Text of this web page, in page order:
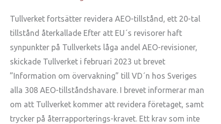
Tullverket fortsätter revidera AEO-tillstånd, ett 20-tal
tillstånd återkallade Efter att EU´s revisorer haft
synpunkter på Tullverkets låga andel AEO-revisioner,
skickade Tullverket i februari 2023 ut brevet
”Information om övervakning” till VD´n hos Sveriges
alla 308 AEO-tillståndshavare. I brevet informerar man
om att Tullverket kommer att revidera företaget, samt
trycker på återrapporterings-kravet. Ett krav som inte